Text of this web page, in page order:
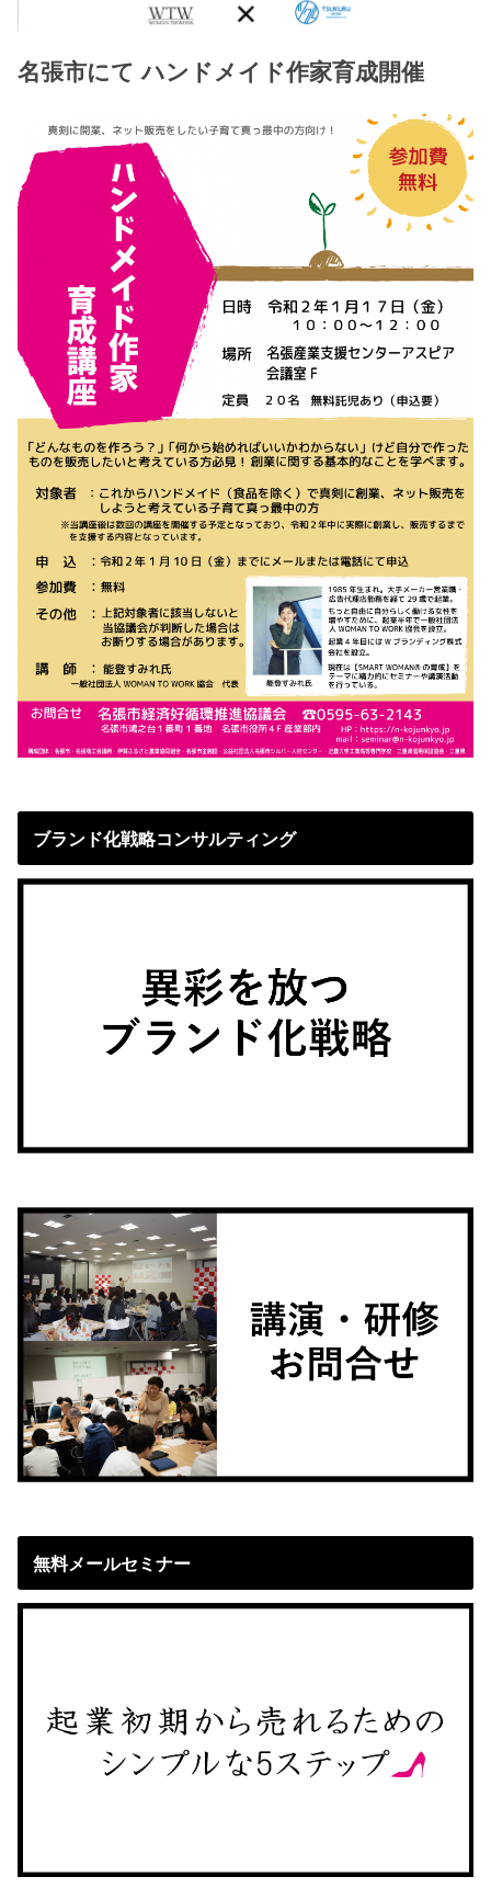
名張市にて ハンドメイド作家育成開催
ブランド化戦略コンサルティング
無料メールセミナー